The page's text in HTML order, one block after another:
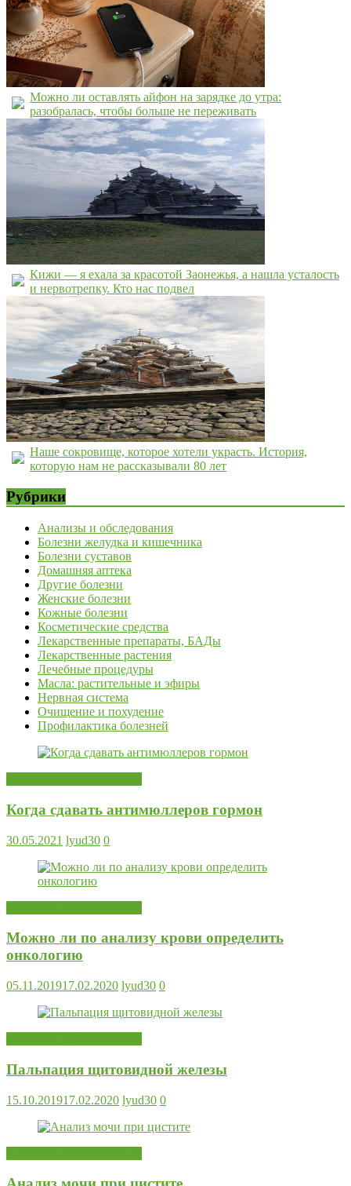
Можно ли оставлять айфон на зарядке до утра:
разобралась, чтобы больше не переживать
Кижи — я ехала за красотой Заонежья, а нашла усталость
и нервотрепку. Кто нас подвел
Наше сокровище, которое хотели украсть. История,
которую нам не рассказывали 80 лет
Рубрики
Анализы и обследования
Болезни желудка и кишечника
Болезни суставов
Домашняя аптека
Другие болезни
Женские болезни
Кожные болезни
Косметические средства
Лекарственные препараты, БАДы
Лекарственные растения
Лечебные процедуры
Масла: растительные и эфиры
Нервная система
Очищение и похудение
Профилактика болезней
Когда сдавать антимюллеров гормон
30.05.2021 lyud30 0
Можно ли по анализу крови определить
онкологию
05.11.201917.02.2020 lyud30 0
Пальпация щитовидной железы
15.10.201917.02.2020 lyud30 0